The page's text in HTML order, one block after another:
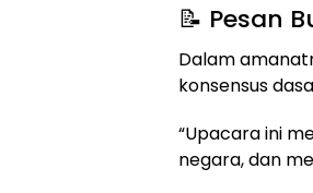
📝 Pesan
Dalam
konsensus
“Upacara ini
negara, dan